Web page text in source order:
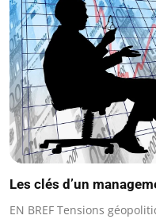
Les clés d’un
EN BREF Tensions